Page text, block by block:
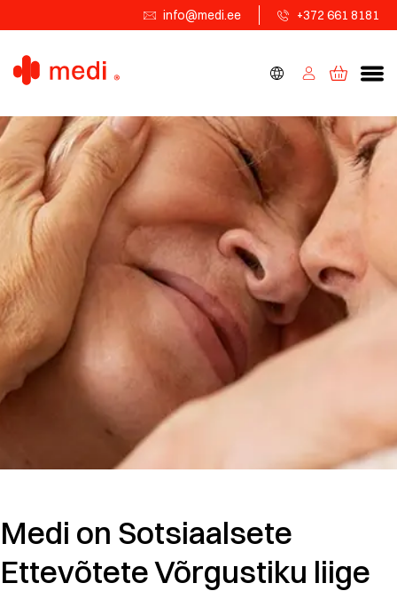
info@medi.ee +372 661 8181
Medi on Sotsiaalsete
Ettevõtete Võrgustiku liige